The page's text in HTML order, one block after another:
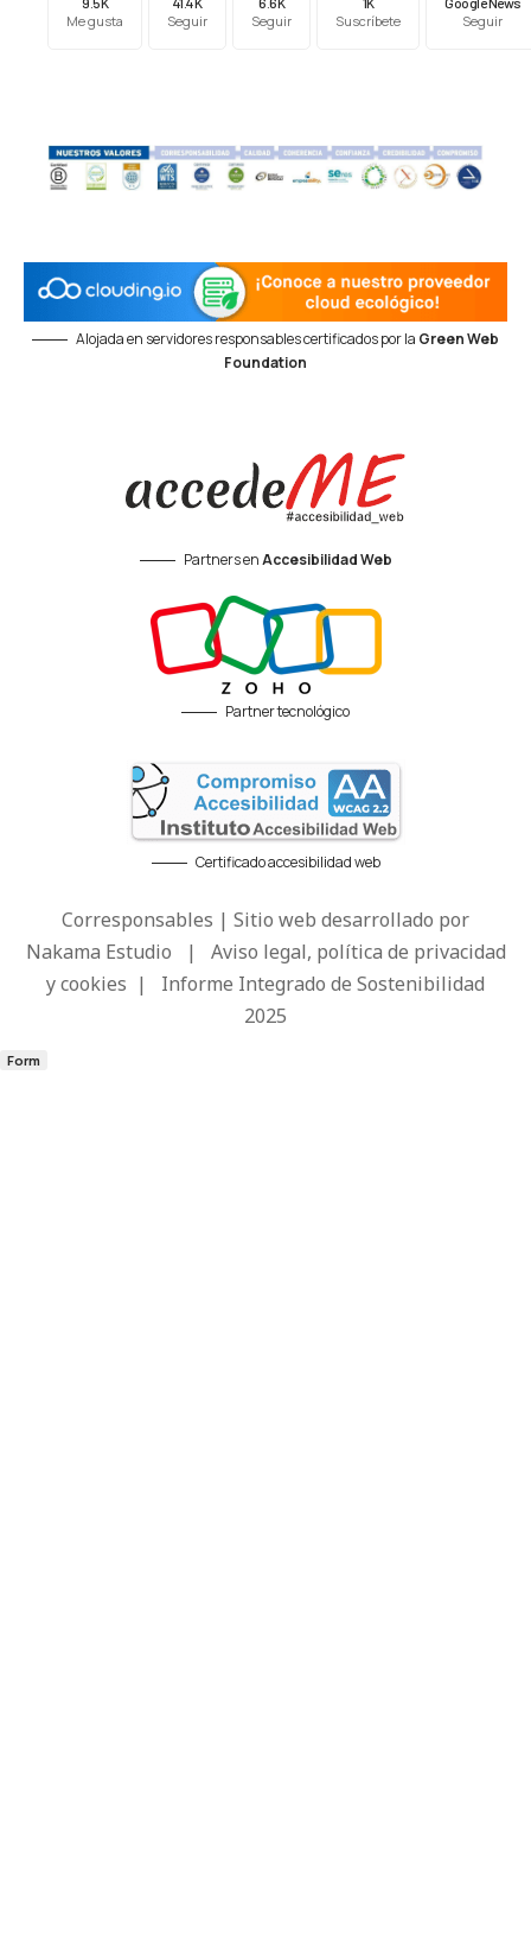
Me gusta Seguir Seguir Suscríbete Seguir
Alojada en servidores responsables certificados por la Green Web
Foundation
Partners enAccesibilidad Web
Partner tecnológico
Certificado accesibilidad web
Corresponsables | Sitio web desarrollado por
Nakama Estudio | Aviso legal, política de privacidad
y cookies | Informe Integrado de Sostenibilidad
2025
Form